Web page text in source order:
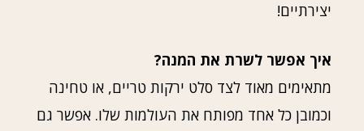
יצירתיים!
איך אפשר לשרת את המנה?
מתאימים מאוד לצד סלט ירקות טריים, או טחינה
וכמובן כל אחד מפותח את העולמות שלו. אפשר גם